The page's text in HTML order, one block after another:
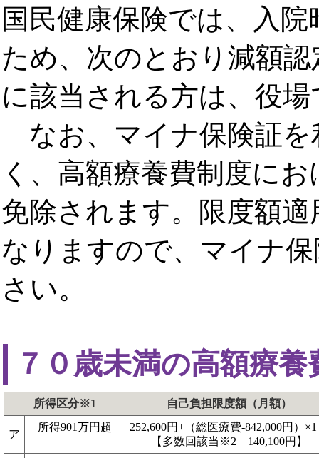
国民健康保険では、入
ため、次のとおり減額
に該当される方は、役
なお、マイナ保険証を
く、高額療養費制度に
免除されます。限度額
なりますので、マイナ
さい。
７０歳未満の高額療
所得区分※1 自己負担限度額（月額）
ア
所得901万円超
252,600円+（総医療費-842,000円）
【多数回該当※2 140,100円】